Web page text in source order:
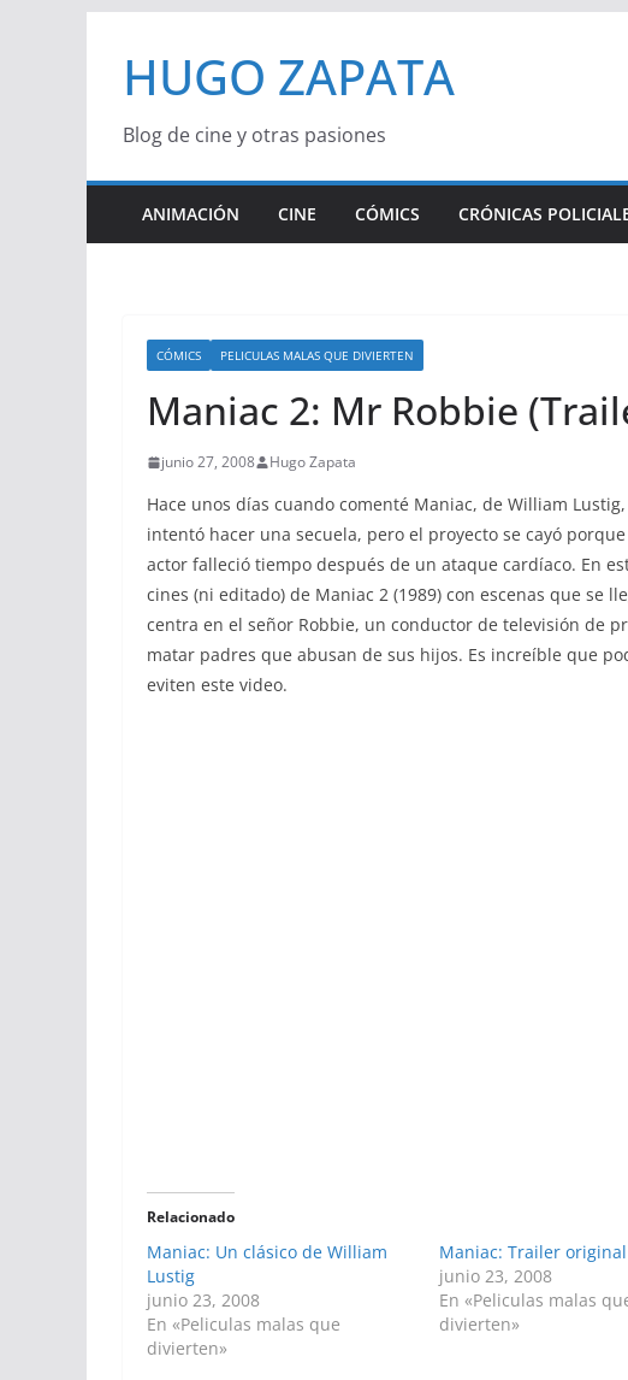
contenido
HUGO ZAPATA
Blog de cine y otras pasiones
ANIMACIÓN CINE CÓMICS CRÓNICAS
CÓMICS PELICULAS MALAS QUE DIVIERTEN
Maniac 2: Mr Robbie
junio 27, 2008 Hugo Zapata
Hace unos días cuando comenté Maniac, de William
intentó hacer una secuela, pero el proyecto se cayó
actor falleció tiempo después de un ataque cardíaco. En
cines (ni editado) de Maniac 2 (1989) con escenas que se
centra en el señor Robbie, un conductor de televisión de
matar padres que abusan de sus hijos. Es increíble que
eviten este video.
Relacionado
Maniac: Un clásico de William
Lustig
junio 23, 2008
En «Peliculas malas que
divierten»
Maniac: Trailer
junio 23, 2008
En «Peliculas malas
divierten»